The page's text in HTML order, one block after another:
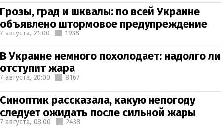
Грозы, град и шквалы: по всей Украине
объявлено штормовое предупреждение
7 августа, 21:00 1938
В Украине немного похолодает: надолго ли
отступит жара
7 августа, 20:00 8167
Синоптик рассказала, какую непогоду
следует ожидать после сильной жары
7 августа, 08:00 2438